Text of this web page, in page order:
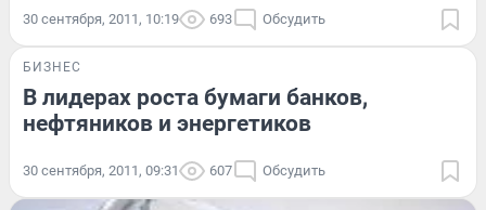
30 сентября, 2011, 10:19 693 Обсудить
БИЗНЕС
В лидерах роста бумаги банков,
нефтяников и энергетиков
30 сентября, 2011, 09:31 607 Обсудить